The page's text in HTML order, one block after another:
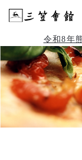
令和8年